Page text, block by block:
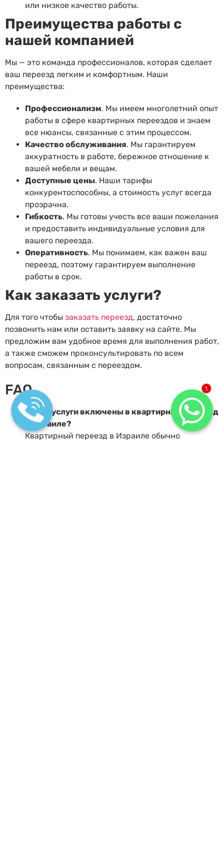
или низкое качество работы.
Преимущества работы с
нашей компанией
Мы — это команда профессионалов, которая сделает
ваш переезд легким и комфортным. Наши
преимущества:
Профессионализм. Мы имеем многолетний опыт
работы в сфере квартирных переездов и знаем
все нюансы, связанные с этим процессом.
Качество обслуживания. Мы гарантируем
аккуратность в работе, бережное отношение к
вашей мебели и вещам.
Доступные цены. Наши тарифы
конкурентоспособны, а стоимость услуг всегда
прозрачна.
Гибкость. Мы готовы учесть все ваши пожелания
и предоставить индивидуальные условия для
вашего переезда.
Оперативность. Мы понимаем, как важен ваш
переезд, поэтому гарантируем выполнение
работы в срок.
Как заказать услуги?
Для того чтобы заказать переезд, достаточно
позвонить нам или оставить заявку на сайте. Мы
предложим вам удобное время для выполнения работ,
а также сможем проконсультировать по всем
вопросам, связанным с переездом.
FAQ
Какие услуги включены в квартирный переезд
в Израиле?
Квартирный переезд в Израиле обычно
1